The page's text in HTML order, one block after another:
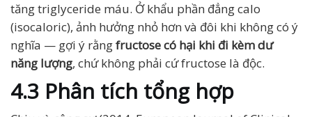
tăng triglyceride máu. Ở khẩu phần đẳng calo
(isocaloric), ảnh hưởng nhỏ hơn và đôi khi không có ý
nghĩa — gợi ý rằngfructose có hại khi đi kèm dư
năng lượng, chứ không phải cứ fructose là độc.
4.3 Phân tích tổng hợp